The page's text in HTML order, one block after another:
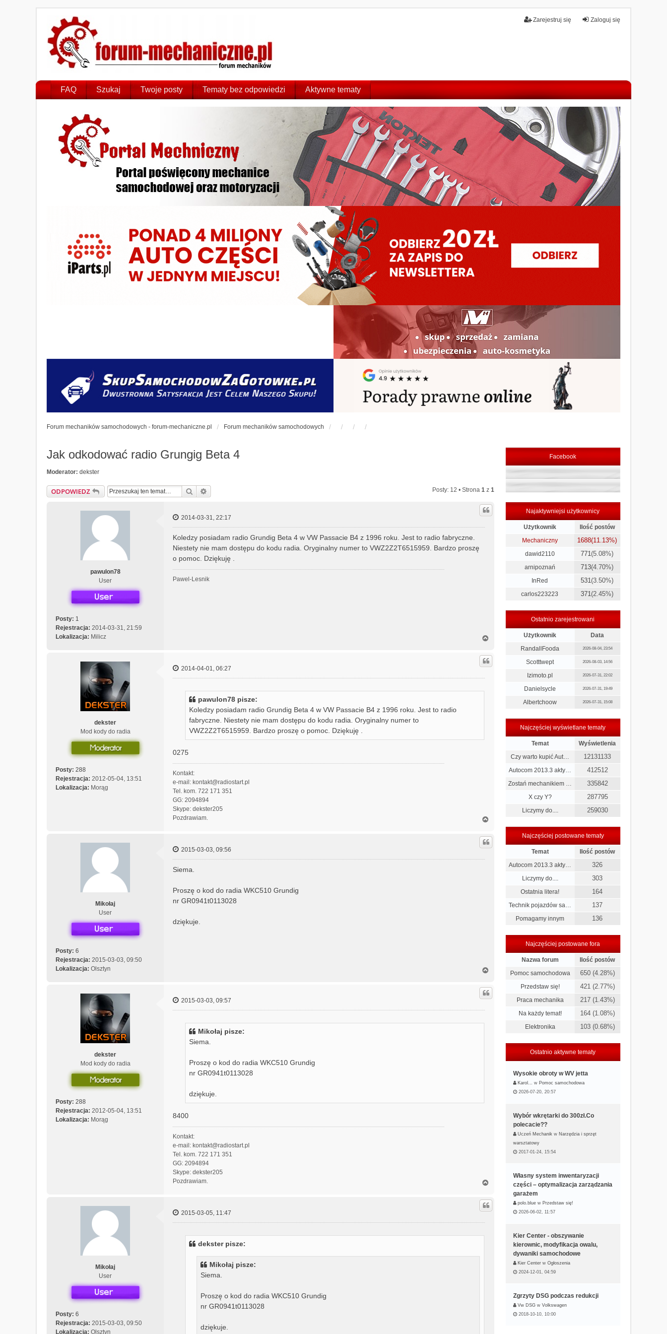
Zaloguj się
Zarejestruj się
FAQ Szukaj Twoje posty Tematy bez odpowiedzi Aktywne tematy
Forum mechaników samochodowych - forum-mechaniczne.pl Forum mechaników samochodowych
Jak odkodować radio Grungig Beta 4
Moderator: dekster
ODPOWIEDZ Szukaj Posty: 12 • Strona 1z 1
pawulon78
User
Posty: 1
Rejestracja: 2014-03-31, 21:59
Lokalizacja: Milicz
2014-03-31, 22:17
Koledzy posiadam radio Grundig Beta 4 w VW Passacie B4 z 1996 roku. Jest to radio fabryczne.
Niestety nie mam dostępu do kodu radia. Oryginalny numer to VWZ2Z2T6515959. Bardzo proszę
o pomoc. Dziękuję .
Pawel-Lesnik
g
r
dekster
Mod kody do radia
Posty: 288
Rejestracja: 2012-05-04, 13:51
Lokalizacja: Morąg
2014-04-01, 06:27
pawulon78 pisze:
Koledzy posiadam radio Grundig Beta 4 w VW Passacie B4 z 1996 roku. Jest to radio
fabryczne. Niestety nie mam dostępu do kodu radia. Oryginalny numer to
VWZ2Z2T6515959. Bardzo proszę o pomoc. Dziękuję .
0275
Kontakt:
e-mail: kontakt@radiostart.pl
Tel. kom. 722 171 351
GG: 2094894
Skype: dekster205
Pozdrawiam.
g
r
Mikołaj
User
Posty: 6
Rejestracja: 2015-03-03, 09:50
Lokalizacja: Olsztyn
2015-03-03, 09:56
Siema.
Proszę o kod do radia WKC510 Grundig
nr GR0941t0113028
dziękuje.
g
r
dekster
Mod kody do radia
Posty: 288
Rejestracja: 2012-05-04, 13:51
Lokalizacja: Morąg
2015-03-03, 09:57
Mikołaj pisze:
Siema.
Proszę o kod do radia WKC510 Grundig
nr GR0941t0113028
dziękuje.
8400
Kontakt:
e-mail: kontakt@radiostart.pl
Tel. kom. 722 171 351
GG: 2094894
Skype: dekster205
Pozdrawiam.
g
r
Mikołaj
User
Posty: 6
Rejestracja: 2015-03-03, 09:50
Lokalizacja: Olsztyn
2015-03-05, 11:47
dekster pisze:
Mikołaj pisze:
Siema.
Proszę o kod do radia WKC510 Grundig
nr GR0941t0113028
dziękuje.
Facebook
Najaktywniejsi użytkownicy
Użytkownik
Ilość postów
Mechaniczny
1688(11.13%)
dawid2110 771(5.08%)
arnipoznań 713(4.70%)
InRed 531(3.50%)
carlos223223 371(2.45%)
Ostatnio zarejestrowani
Użytkownik
Data
RandallFooda
2026-08-04, 23:54
Scotttwept 2026-08-03, 14:56
Izimoto.pl 2026-07-31, 22:02
Danielsycle 2026-07-31, 19:49
Albertchoow 2026-07-31, 15:08
Najczęściej wyświetlane tematy
Temat
Wyświetlenia
Czy warto kupić Aut…
12131133
Autocom 2013.3 akty… 412512
Zostań mechanikiem … 335842
X czy Y? 287795
Liczymy do.... 259030
Najczęściej postowane tematy
Temat
Ilość postów
Autocom 2013.3 akty…
326
Liczymy do.... 303
Ostatnia litera! 164
Technik pojazdów sa… 137
Pomagamy innym 136
Najczęściej postowane fora
Nazwa forum
Ilość postów
Pomoc samochodowa
650 (4.28%)
Przedstaw się! 421 (2.77%)
Praca mechanika 217 (1.43%)
Na każdy temat! 164 (1.08%)
Elektronika 103 (0.68%)
Ostatnio aktywne tematy
Wysokie obroty w WV jetta
Karol… w Pomoc samochodowa
2026-07-20, 20:57
Wybór wkrętarki do 300zł.Co
polecacie??
Uczeń Mechanik w Narzędzia i sprzęt
warsztatowy
2017-01-24, 15:54
Własny system inwentaryzacji
części – optymalizacja zarządzania
garażem
polo.blue w Przedstaw się!
2026-06-02, 11:57
Kier Center - obszywanie
kierownic, modyfikacja owalu,
dywaniki samochodowe
Kier Center w Ogłoszenia
2024-12-01, 04:59
Zgrzyty DSG podczas redukcji
Vw DSG w Volkswagen
2018-10-10, 10:00